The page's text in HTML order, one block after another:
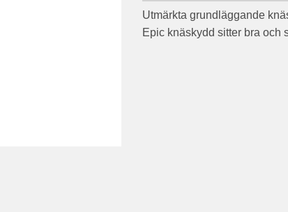
Utmärkta grundläggande
Epic knäskydd sitter bra och